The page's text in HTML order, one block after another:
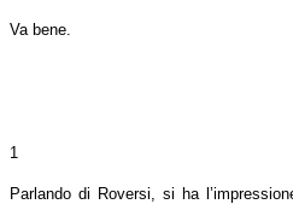
Va bene.
1
Parlando di Roversi, si ha